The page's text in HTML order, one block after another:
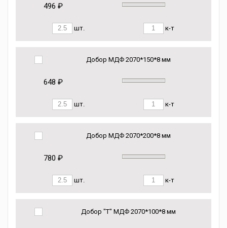
496 ₽
шт. к-т
Добор МДФ 2070*150*8 мм
648 ₽
шт. к-т
Добор МДФ 2070*200*8 мм
780 ₽
шт. к-т
Добор "Т" МДФ 2070*100*8 мм